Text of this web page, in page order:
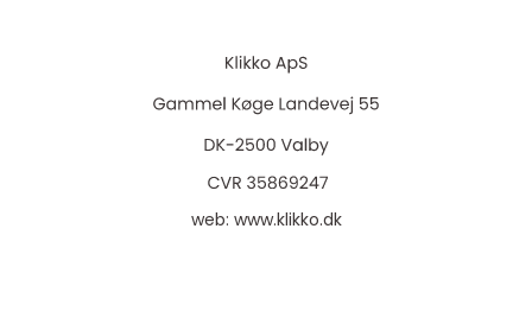
web: www.klikko.dk